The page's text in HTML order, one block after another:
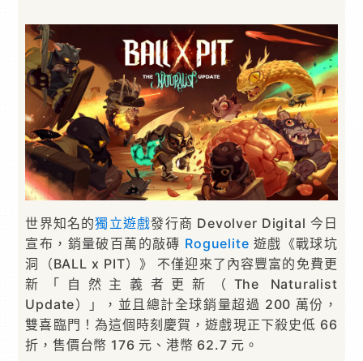
世界知名的獨立遊戲發行商 Devolver Digital 今日
宣布，銷量破百萬的敲磚 Roguelite 遊戲《戰球坑
洞（BALL x PIT）》 不僅迎來了內容豐富的免費更
新「自然主義者更新（The Naturalist
Update）」，並且總計全球銷量超過 200 萬份，
雙喜臨門！為這個時刻慶賀，遊戲現正下殺史低 66
折，售價台幣 176 元、港幣 62.7 元。